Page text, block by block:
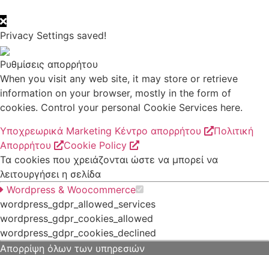
Privacy Settings saved!
Ρυθμίσεις απορρήτου
When you visit any web site, it may store or retrieve
information on your browser, mostly in the form of
cookies. Control your personal Cookie Services here.
Υποχρεωρικά Marketing Κέντρο απορρήτου
Πολιτική
Απορρήτου
Cookie Policy
Τα cookies που χρειάζονται ώστε να μπορεί να
λειτουργήσει η σελίδα
Wordpress & Woocommerce
wordpress_gdpr_allowed_services
wordpress_gdpr_cookies_allowed
wordpress_gdpr_cookies_declined
Απορρίψη όλων των υπηρεσιών